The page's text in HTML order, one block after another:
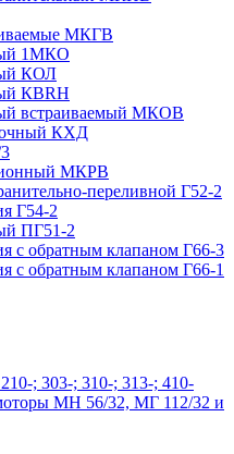
МКГВ
1МКО
КОЛ
КВRН
встраиваемый МКОВ
КХД
МКРВ
переливной Г52-2
Г54-2
ПГ51-2
с обратным клапаном Г66-3
с обратным клапаном Г66-1
; 303-; 310-; 313-; 410-
МН 56/32, МГ 112/32 и